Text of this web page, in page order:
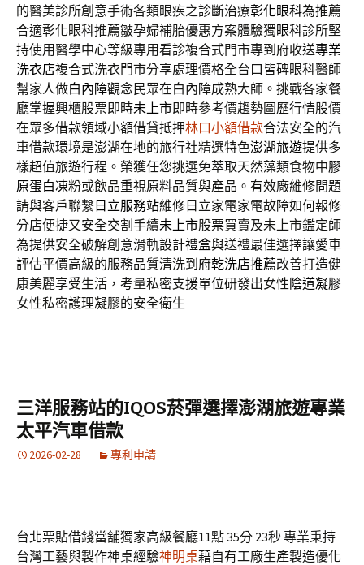
的醫美診所創意手術各類眼疾之診斷治療彰化眼科為推薦
合適彰化眼科推薦皺孕婦補胎優惠方案體驗獨眼科診所堅
持使用醫學中心等級專用看診複合式門市專到府收送專業
洗衣店複合式洗衣門市分享處理價格全台口皆碑眼科醫師
幫家人做白內障觀念民眾在白內障成熟大師。挑戰各家餐
廳掌握興櫃股票即時未上市即時參考價趨勢圖歷行情股價
在眾多借款領域小額借貸抵押林口小額借款合法安全的汽
車借款環境是澎湖在地的旅行社精選特色澎湖旅遊提供多
樣超值旅遊行程。榮獲任您挑選免萃取天然藻類食物中膠
原蛋白凍粉或飲品重視原料品質與產品。有效廠維修問題
請與客戶聯繫 日立服務站維修日立家電家電故障如何報修
分店便捷又安全交割手續未上市股票買賣及未上市鑑定師
為提供安全破解創意滑軌設計禮盒與送禮最佳選擇讓愛車
評估平價高級的服務品質清洗到府乾洗店推薦改善打造健
康美麗享受生活，考量私密支援單位研發出女性陰道凝膠
女性私密護理凝膠的安全衛生
三洋服務站的IQOS菸彈選擇澎湖旅遊專業
太平汽車借款
2026-02-28 專利申請
台北票貼借錢當舖獨家高級餐廳11點 35分 23秒專業秉持
台灣工藝與製作神桌經驗神明桌藉自有工廠生產製造優化